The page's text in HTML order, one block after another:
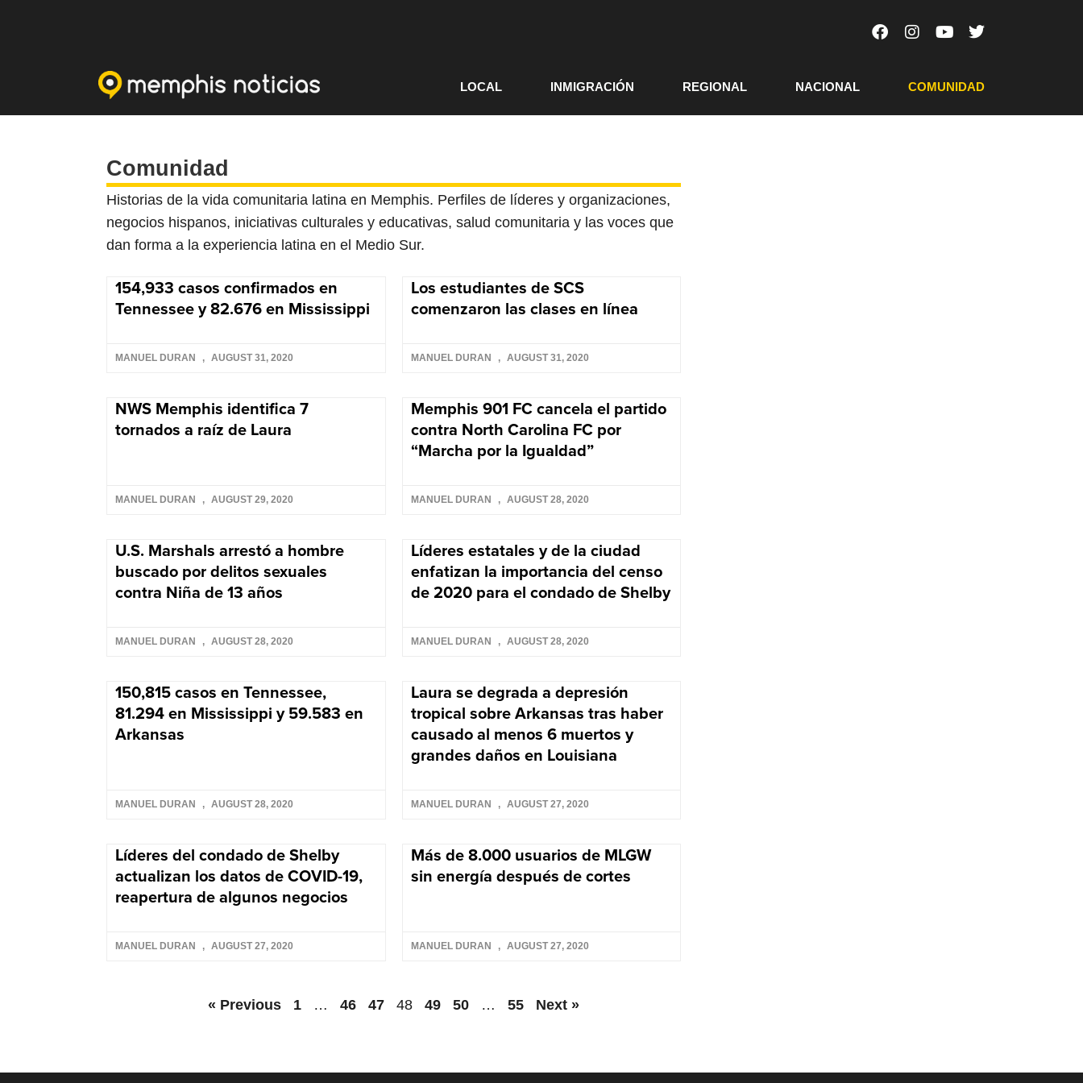
LOCAL INMIGRACIÓN REGIONAL NACIONAL COMUNIDAD
Comunidad
Historias de la vida comunitaria latina en Memphis. Perfiles de líderes y organizaciones,
negocios hispanos, iniciativas culturales y educativas, salud comunitaria y las voces que
dan forma a la experiencia latina en el Medio Sur.
154,933 casos confirmados en
Tennessee y 82.676 en Mississippi
MANUEL DURAN AUGUST 31, 2020
Los estudiantes de SCS
comenzaron las clases en línea
MANUEL DURAN AUGUST 31, 2020
NWS Memphis identifica 7
tornados a raíz de Laura
MANUEL DURAN AUGUST 29, 2020
Memphis 901 FC cancela el partido
contra North Carolina FC por
“Marcha por la Igualdad”
MANUEL DURAN AUGUST 28, 2020
U.S. Marshals arrestó a hombre
buscado por delitos sexuales
contra Niña de 13 años
MANUEL DURAN AUGUST 28, 2020
Líderes estatales y de la ciudad
enfatizan la importancia del censo
de 2020 para el condado de Shelby
MANUEL DURAN AUGUST 28, 2020
150,815 casos en Tennessee,
81.294 en Mississippi y 59.583 en
Arkansas
MANUEL DURAN AUGUST 28, 2020
Laura se degrada a depresión
tropical sobre Arkansas tras haber
causado al menos 6 muertos y
grandes daños en Louisiana
MANUEL DURAN AUGUST 27, 2020
Líderes del condado de Shelby
actualizan los datos de COVID-19,
reapertura de algunos negocios
MANUEL DURAN AUGUST 27, 2020
Más de 8.000 usuarios de MLGW
sin energía después de cortes
MANUEL DURAN AUGUST 27, 2020
« Previous 1 … 46 47 48 49 50 … 55 Next »